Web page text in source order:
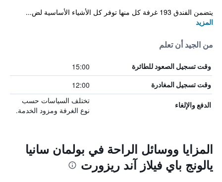
يتضمن الفندق 193 غرفة كل منها توفر كل الأشياء الأساسية لض...
المزيد
من الجيد أن تعلم
وقت تسجيل الصعود للطائرة 15:00
وقت تسجيل المغادرة 12:00
الدفع والإلغاء
تختلف السياسات حسب
نوع الغرفة ومزود الخدمة.
المزايا ووسائل الراحة في بولمان سانيا
يالونج باي فيلاز آند ريزورت